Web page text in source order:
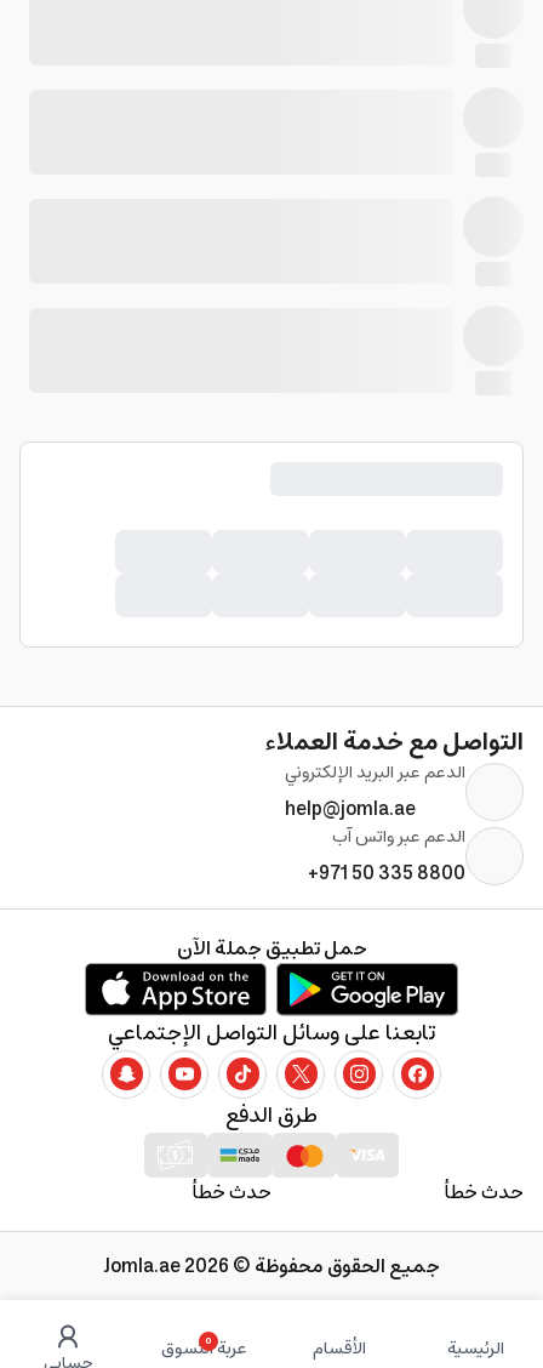
الرئيسية الأقسام 0
عربة التسوق
التواصل مع خدمة العملاء
الدعم عبر البريد الإلكتروني
help@jomla.ae
الدعم عبر واتس آب
+971 50 335 8800
حدث خطأ حدث خطأ
طرق الدفع
تابعنا على وسائل التواصل الإجتماعي
حمل تطبيق جملة الآن
جميع الحقوق محفوظة © 2026 Jomla.ae